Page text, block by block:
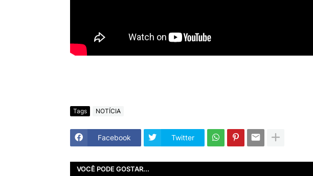
Tags NOTÍCIA
Facebook Twitter
VOCÊ PODE GOSTAR...